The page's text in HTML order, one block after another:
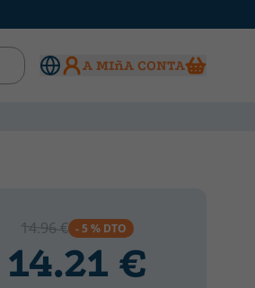
A MIñA CONTA
14.96 € - 5 % DTO
14.21 €